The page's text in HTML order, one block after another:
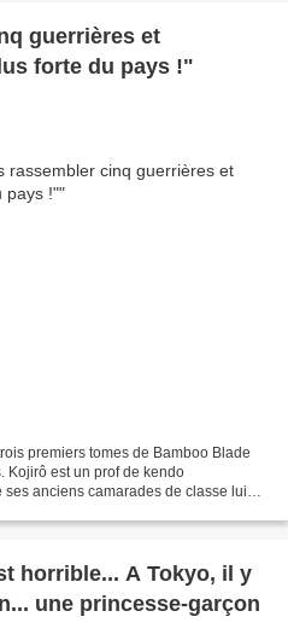
guerrières et
forte du pays !"
premiers tomes de Bamboo Blade
Kojirô est un prof de kendo
anciens camarades de classe lui
horrible... A Tokyo, il y
une princesse-garçon